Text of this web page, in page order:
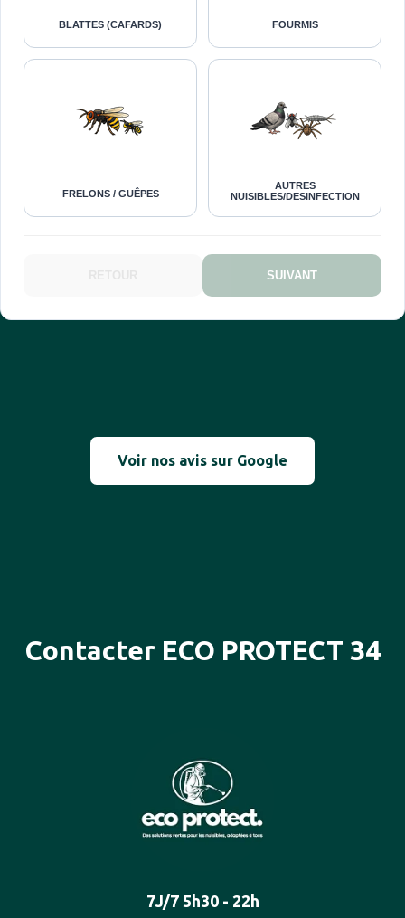
BLATTES (CAFARDS) FOURMIS
FRELONS / GUÊPES
AUTRES
NUISIBLES/DESINFECTION
SUIVANT
Voir nos avis sur Google
Contacter ECO PROTECT 34
7J/7 5h30 - 22h